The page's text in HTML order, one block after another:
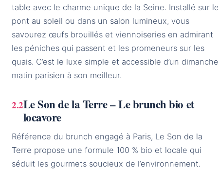
table avec le charme unique de la Seine. Installé sur
pont au soleil ou dans un salon lumineux, vous
savourez œufs brouillés et viennoiseries en admirant
les péniches qui passent et les promeneurs sur les
quais. C’est le luxe simple et accessible d’un dimanche
matin parisien à son meilleur.
Le Son de la Terre – Le brunch bio et
locavore
Référence du brunch engagé à Paris, Le Son de la
Terre propose une formule 100 % bio et locale qui
séduit les gourmets soucieux de l’environnement.